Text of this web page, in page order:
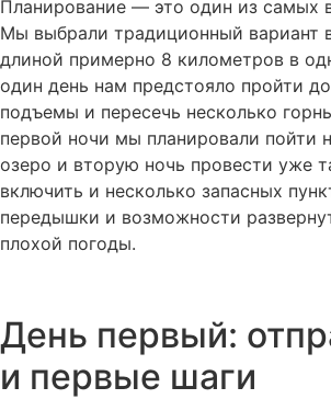
Планирование — это один из самых
Мы выбрали традиционный вариант
длиной примерно 8 километров в
один день нам предстояло пройти
подъемы и пересечь несколько
первой ночи мы планировали пойти
озеро и вторую ночь провести уже
включить и несколько запасных
передышки и возможности
плохой погоды.
День первый:
и первые шаги